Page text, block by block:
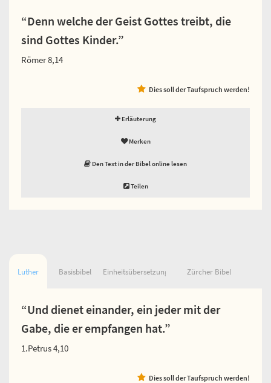
“Denn welche der Geist Gottes treibt, die
sind Gottes Kinder.”
Römer 8,14
Dies soll der Taufspruch werden!
Erläuterung
Merken
Den Text in der Bibel online lesen
Teilen
Luther Basisbibel Einheitsübersetzung Zürcher Bibel
“Und dienet einander, ein jeder mit der
Gabe, die er empfangen hat.”
1.Petrus 4,10
Dies soll der Taufspruch werden!